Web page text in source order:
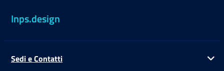
Inps.design
Sedi e Contatti